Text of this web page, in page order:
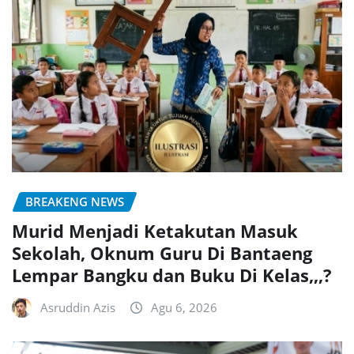
BREAKENG NEWS
Murid Menjadi Ketakutan Masuk
Sekolah, Oknum Guru Di Bantaeng
Lempar Bangku dan Buku Di Kelas,,,?
Asruddin Azis Agu 6, 2026